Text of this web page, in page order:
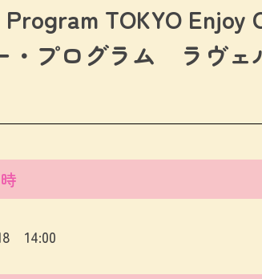
Program TOKYO
・プログラム ラヴェ
14:00